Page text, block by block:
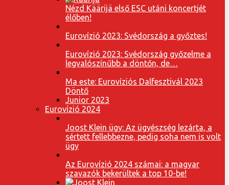
Nézd Käärijä első ESC utáni koncertjét
élőben!
Eurovízió 2023: Svédország a győztes!
Eurovízió 2023: Svédország győzelme a
legvalószínűbb a döntőn, de…
Ma este: Eurovíziós Dalfesztivál 2023
Döntő
Junior 2023
Eurovízió 2024
Joost Klein ügy: Az ügyészség lezárta, a
sértett fellebbezne, pedig soha nem is volt
ügy
Az Eurovízió 2024 számai: a magyar
szavazók bekerültek a top 10-be!